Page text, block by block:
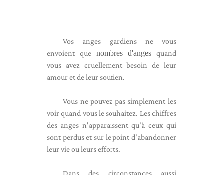
Vos anges gardiens ne vous
envoient que nombres d'anges quand
vous avez cruellement besoin de leur
amour et de leur soutien.
Vous ne pouvez pas simplement les
voir quand vous le souhaitez. Les chiffres
des anges n'apparaissent qu'à ceux qui
sont perdus et sur le point d'abandonner
leur vie ou leurs efforts.
Dans des circonstances aussi